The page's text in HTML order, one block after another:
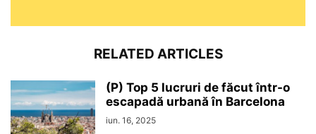
RELATED ARTICLES
(P) Top 5 lucruri de făcut într-o
escapadă urbană în Barcelona
iun. 16, 2025